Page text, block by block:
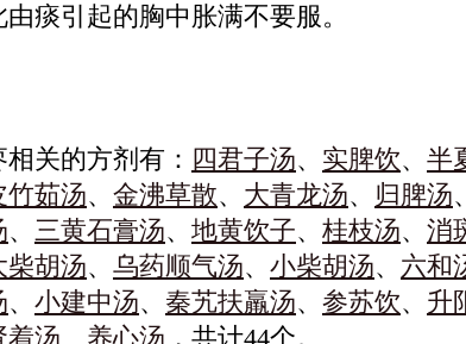
痰引起的胸中胀满不要服。
关的方剂有： 四君子汤、 实脾饮、 半
竹茹汤、 金沸草散、 大青龙汤、 归脾汤、
、 三黄石膏汤、 地黄饮子、 桂枝汤、 消
柴胡汤、 乌药顺气汤、 小柴胡汤、 六和
、 小建中汤、 秦艽扶羸汤、 参苏饮、 升
着汤 养心汤 ，共计44个。